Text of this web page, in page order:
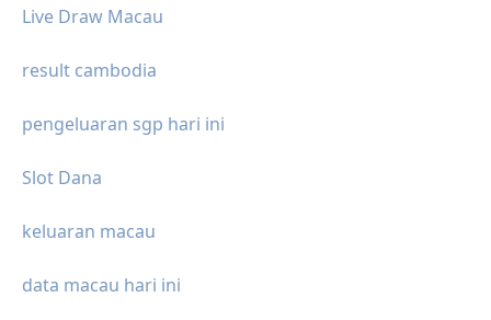
Live Draw Macau
result cambodia
pengeluaran sgp hari ini
Slot Dana
keluaran macau
data macau hari ini